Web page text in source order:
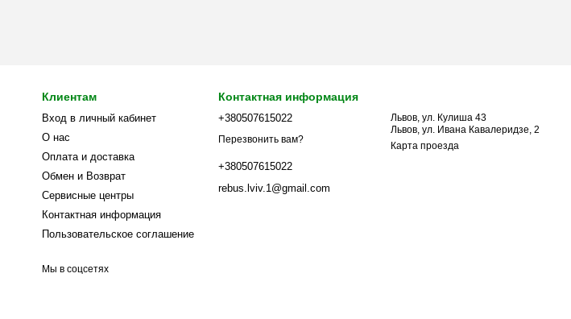
Клиентам
Вход в личный кабинет
О нас
Оплата и доставка
Обмен и Возврат
Сервисные центры
Контактная информация
Пользовательское соглашение
Мы в соцсетях
Контактная информация
+380507615022
Перезвонить вам?
+380507615022
rebus.lviv.1@gmail.com
Львов, ул. Кулиша 43
Львов, ул. Ивана Кавалеридзе, 2
Карта проезда